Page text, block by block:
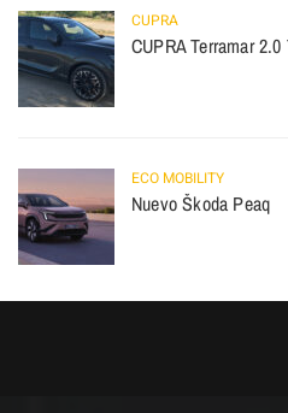
CUPRA
CUPRA Terramar
ECO MOBILITY
Nuevo Škoda Peaq